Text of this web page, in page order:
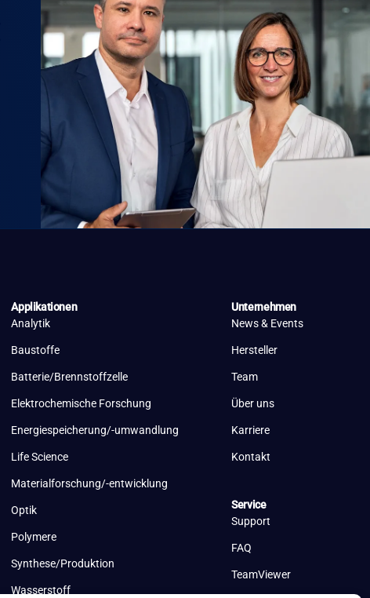
Applikationen
Analytik
Baustoffe
Batterie/Brennstoffzelle
Elektrochemische Forschung
Energiespeicherung/-umwandlung
Life Science
Materialforschung/-entwicklung
Optik
Polymere
Synthese/Produktion
Wasserstoff
Unternehmen
News & Events
Hersteller
Team
Über uns
Karriere
Kontakt
Service
Support
FAQ
TeamViewer